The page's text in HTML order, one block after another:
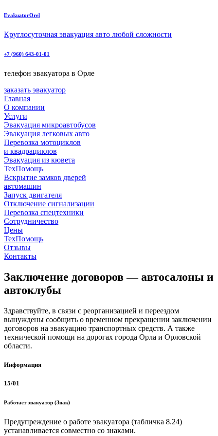
EvakuatorOrel
Круглосуточная эвакуация авто любой сложности
+7 (960) 643-01-01
телефон эвакуатора в Орле
заказать эвакуатор
Главная
О компании
Услуги
Эвакуация микроавтобусов
Эвакуация легковых авто
Перевозка мотоциклов
и квадрациклов
Эвакуация из кювета
ТехПомощь
Вскрытие замков дверей
автомашин
Запуск двигателя
Отключение сигнализации
Перевозка спецтехники
Сотрудничество
Цены
ТехПомощь
Отзывы
Контакты
Заключение договоров — автосалоны и
автоклубы
Здравствуйте, в связи с реорганизацией и переездом
вынуждены сообщить о временном прекращении заключении
договоров на эвакуацию транспортных средств. А также
технической помощи на дорогах города Орла и Орловской
области.
Информация
15/01
Работает эвакуатор (Знак)
Предупреждение о работе эвакуатора (табличка 8.24)
устанавливается совместно со знаками.